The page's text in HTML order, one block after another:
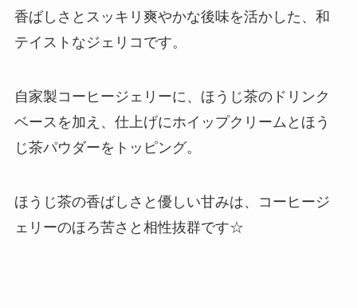
香ばしさとスッキリ爽やかな後味を活かした、和
テイストなジェリコです。
自家製コーヒージェリーに、ほうじ茶のドリンク
ベースを加え、仕上げにホイップクリームとほう
じ茶パウダーをトッピング。
ほうじ茶の香ばしさと優しい甘みは、コーヒージ
ェリーのほろ苦さと相性抜群です☆